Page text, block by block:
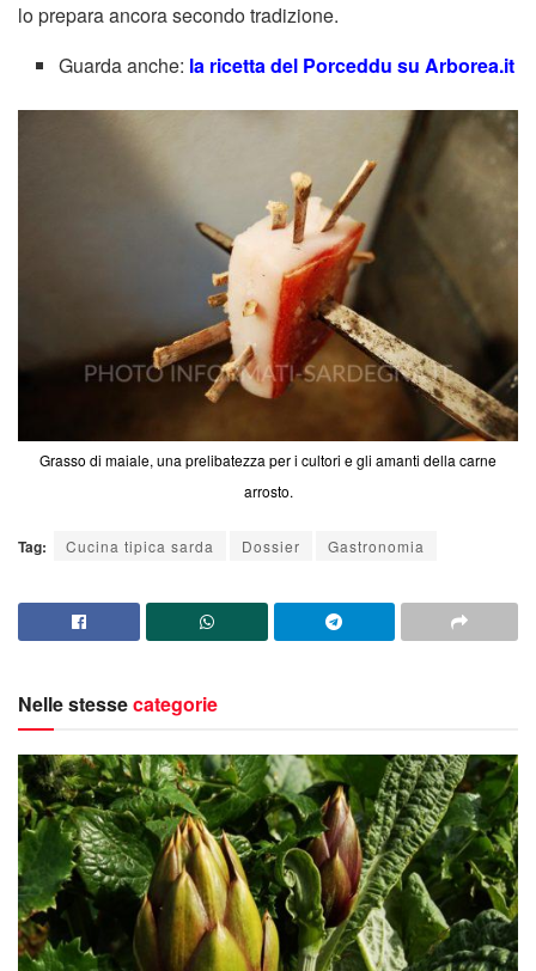
lo prepara ancora secondo tradizione.
Guarda anche: la ricetta del Porceddu su Arborea.it
Grasso di maiale, una prelibatezza per i cultori e gli amanti della carne
arrosto.
Tag: Cucina tipica sarda Dossier Gastronomia
Nelle stessecategorie